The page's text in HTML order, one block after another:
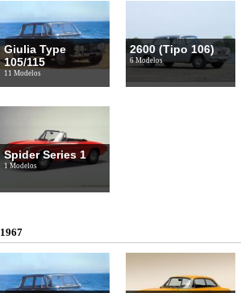
Giulia Type
105/115
11 Modelos
2600 (Tipo 106)
6 Modelos
Spider Series 1
1 Modelos
1967